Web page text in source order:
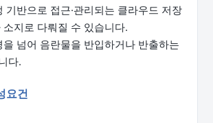
기반으로 접근·관리되는 클라우드 저장
소지로 다뤄질 수 있습니다.
을 넘어 음란물을 반입하거나 반출하는
다.
요건